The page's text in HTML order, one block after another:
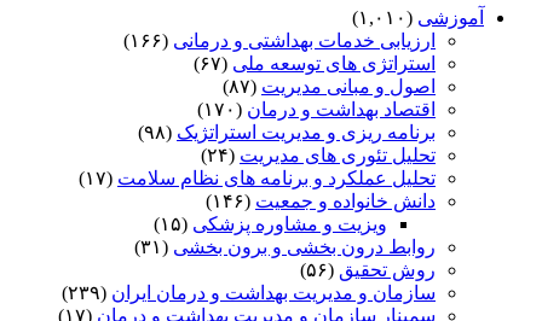
آموزشی (۱,۰۱۰)
ارزیابی خدمات بهداشتی و درمانی (۱۶۶)
استراتژی های توسعه ملی (۶۷)
اصول و مبانی مدیریت (۸۷)
اقتصاد بهداشت و درمان (۱۷۰)
برنامه ریزی و مدیریت استراتژیک (۹۸)
تحلیل تئوری های مدیریت (۲۴)
تحلیل عملکرد و برنامه های نظام سلامت (۱۷)
دانش خانواده و جمعیت (۱۴۶)
ویزیت و مشاوره پزشکی (۱۵)
روابط درون بخشی و برون بخشی (۳۱)
روش تحقیق (۵۶)
سازمان و مدیریت بهداشت و درمان ایران (۲۳۹)
سمینار سازمان و مدیریت بهداشت و درمان (۱۷)